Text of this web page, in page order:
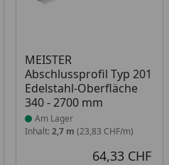
in ProzentPreis
MEISTER
Abschlussprofil Typ 201
Edelstahl-Oberfläche
340 - 2700 mm
Produkt am Lager
Am Lager
Inhalt: 2,7 m (23,83 CHF/m)
64,33 CHF